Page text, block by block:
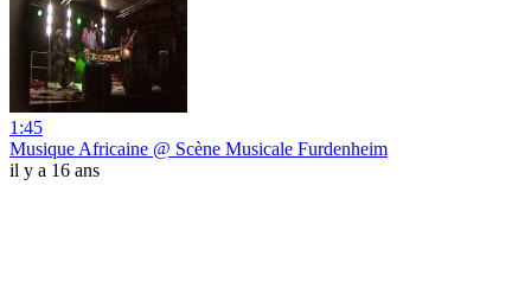
1:45
Musique Africaine @ Scène Musicale Furdenheim
il y a 16 ans